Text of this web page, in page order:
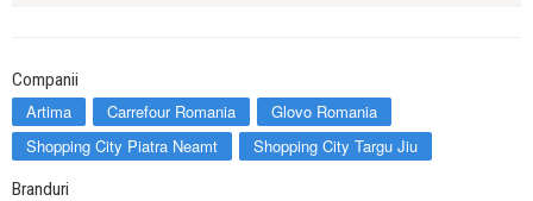
Companii
Artima Carrefour Romania
Glovo Romania
Shopping City Piatra Neamt
Shopping City Targu Jiu
Branduri